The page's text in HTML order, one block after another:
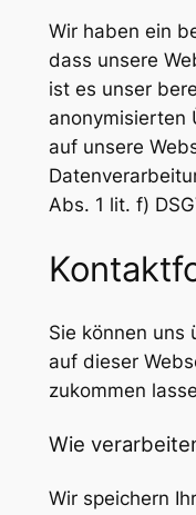
Wir haben ein
dass unsere
ist es unser
anonymisierten
auf unsere
Abs. 1 lit. f)
Sie können uns
auf dieser
zukommen
Wie
Wir speichern